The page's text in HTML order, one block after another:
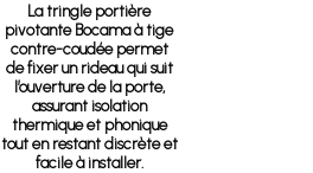
La tringle portière
pivotante Bocama à tige
contre-coudée permet
de fixer un rideau qui suit
l’ouverture de la porte,
assurant isolation
thermique et phonique
tout en restant discrète et
facile à installer.